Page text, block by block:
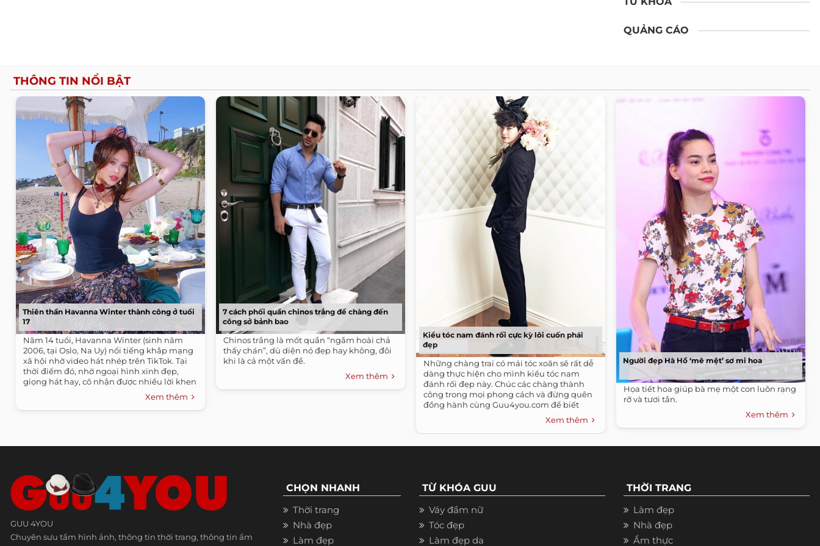
QUẢNG CÁO
THÔNG TIN NỔI BẬT
Thiên thần Havanna Winter thành công ở tuổi
17
Năm 14 tuổi, Havanna Winter (sinh năm
2006, tại Oslo, Na Uy) nổi tiếng khắp mạng
xã hội nhờ video hát nhép trên TikTok. Tại
thời điểm đó, nhờ ngoại hình xinh đẹp,
giọng hát hay, cô nhận được nhiều lời khen
Xem thêm
7 cách phối quần chinos trắng để chàng đến
công sở bảnh bao
Chinos trắng là mốt quần “ngắm hoài chả
thấy chán”, dù diện nó đẹp hay không, đôi
khi là cả một vấn đề.
Xem thêm
Kiểu tóc nam đánh rối cực kỳ lôi cuốn phái
đẹp
Những chàng trai có mái tóc xoăn sẽ rất dễ
dàng thực hiện cho mình kiểu tóc nam
đánh rối đẹp này. Chúc các chàng thành
công trong mọi phong cách và đừng quên
đồng hành cùng Guu4you.com để biết
Xem thêm
Người đẹp Hà Hồ ‘mê mệt’ sơ mi hoa
Họa tiết hoa giúp bà mẹ một con luôn rạng
rỡ và tươi tắn.
Xem thêm
GUU 4YOU
Chuyên sưu tầm hình ảnh, thông tin thời trang, thông tin ẩm
CHỌN NHANH
Thời trang
Nhà đẹp
Làm đẹp
TỪ KHÓA GUU
Váy đầm nữ
Tóc đẹp
Làm đẹp da
THỜI TRANG
Làm đẹp
Nhà đẹp
Ẩm thực